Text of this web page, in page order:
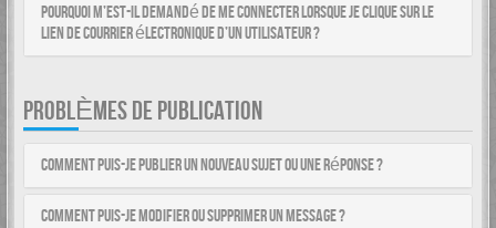
Pourquoi m’est-il demandé de me connecter lorsque je clique sur le
lien de courrier électronique d’un utilisateur ?
PROBLÈMES DE PUBLICATION
Comment puis-je publier un nouveau sujet ou une réponse ?
Comment puis-je modifier ou supprimer un message ?